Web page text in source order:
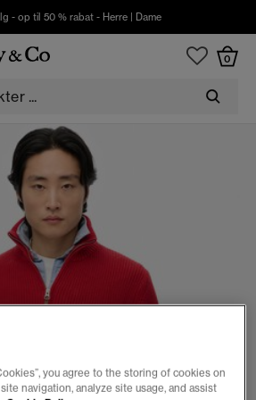
- op til 50 % rabat - Herre| Dame
0
you agree to the storing of cookies on
navigation, analyze site usage, and assist